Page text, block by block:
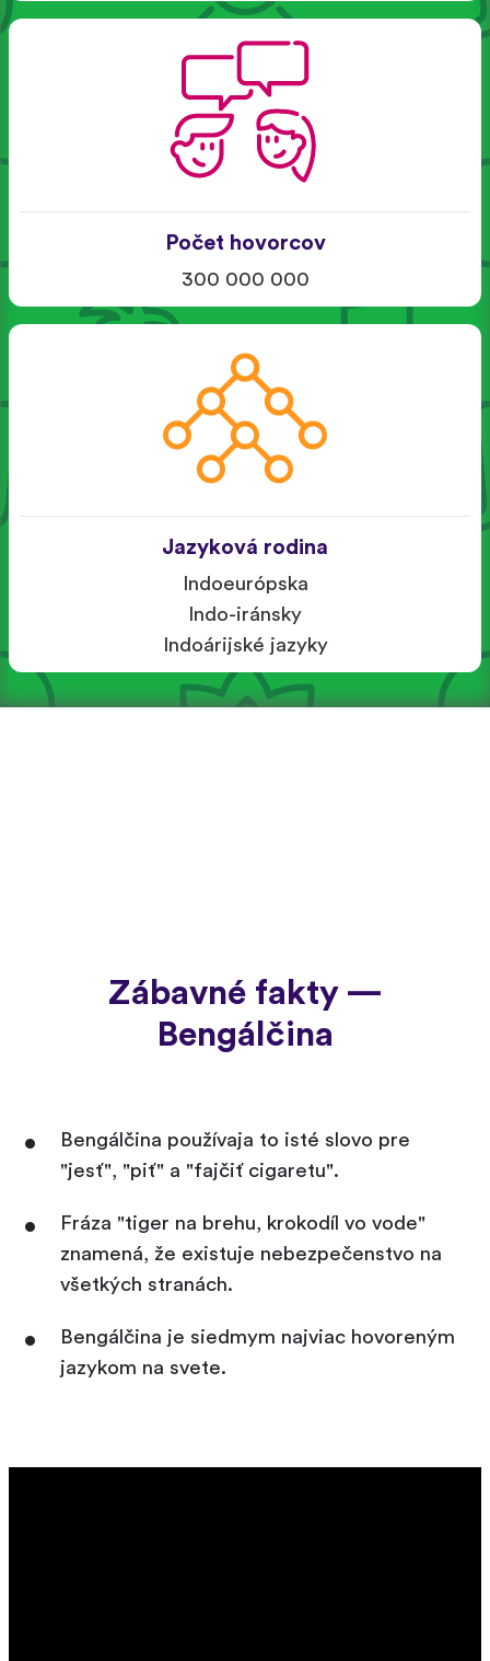
Počet hovorcov
300 000 000
Jazyková rodina
Indoeurópska
Indo-iránsky
Indoárijské jazyky
Zábavné fakty —
Bengálčina
Bengálčina používaja to isté slovo pre
"jesť", "piť" a "fajčiť cigaretu".
Fráza "tiger na brehu, krokodíl vo vode"
znamená, že existuje nebezpečenstvo na
všetkých stranách.
Bengálčina je siedmym najviac hovoreným
jazykom na svete.